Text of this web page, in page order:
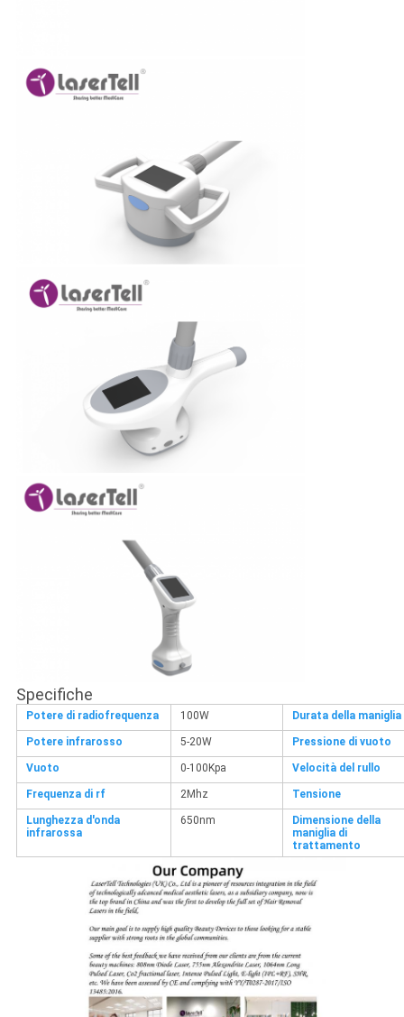
Specifiche
Potere di radiofrequenza 100W Durata della maniglia
Potere infrarosso 5-20W Pressione di vuoto
Vuoto 0-100Kpa Velocità del rullo
Frequenza di rf 2Mhz Tensione
Lunghezza d'onda
infrarossa
650nm
Dimensione della
maniglia di
trattamento